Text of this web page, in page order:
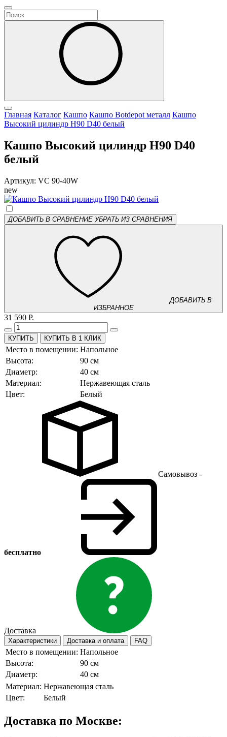
Главная Каталог Кашпо Кашпо Botdepot металл Кашпо
Высокий цилиндр H90 D40 белый
Кашпо Высокий цилиндр H90 D40
белый
Артикул: VC 90-40W
new
ДОБАВИТЬ В СРАВНЕНИЕ УБРАТЬ ИЗ СРАВНЕНИЯ
ДОБАВИТЬ В
ИЗБРАННОЕ
31 590 Р.
КУПИТЬ В 1 КЛИК
Место в помещении: Напольное
Высота:
90 см
Диаметр:
40 см
Материал:
Нержавеющая сталь
Цвет:
Белый
Самовывоз -
бесплатно
Доставка
Характеристики Доставка и оплата FAQ
Место в помещении: Напольное
Высота:
90 см
Диаметр:
40 см
Материал: Нержавеющая сталь
Цвет:
Белый
Доставка по Москве: